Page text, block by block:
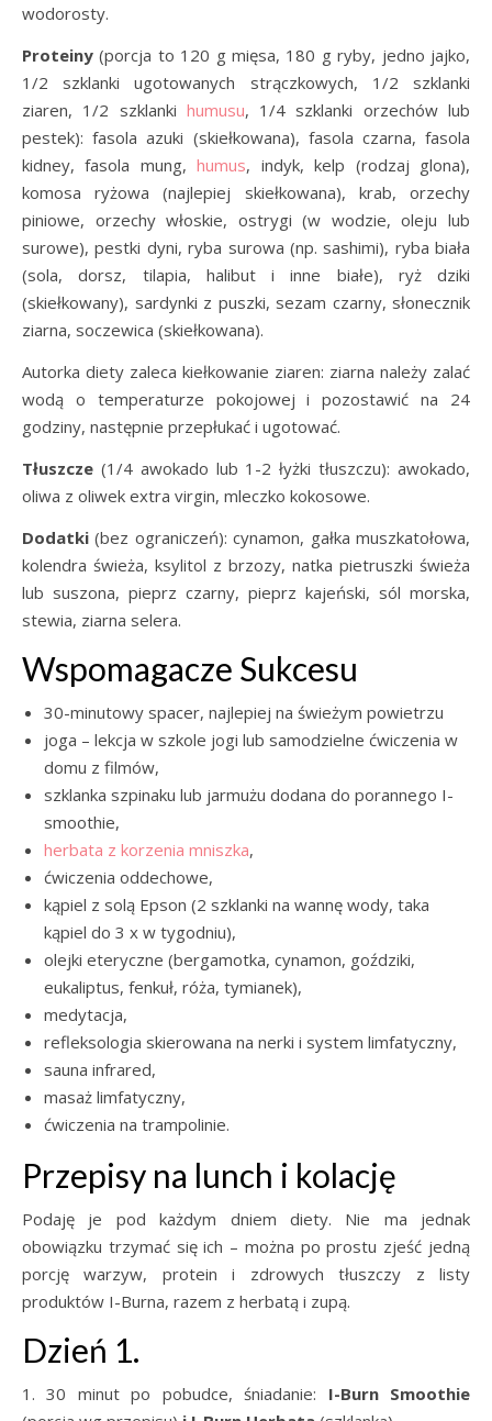
wodorosty.
Proteiny (porcja to 120 g mięsa, 180 g ryby, jedno jajko,
1/2 szklanki ugotowanych strączkowych, 1/2 szklanki
ziaren, 1/2 szklanki humusu, 1/4 szklanki orzechów lub
pestek): fasola azuki (skiełkowana), fasola czarna, fasola
kidney, fasola mung,humus, indyk, kelp (rodzaj glona),
komosa ryżowa (najlepiej skiełkowana), krab, orzechy
piniowe, orzechy włoskie, ostrygi (w wodzie, oleju lub
surowe), pestki dyni, ryba surowa (np. sashimi), ryba biała
(sola, dorsz, tilapia, halibut i inne białe), ryż dziki
(skiełkowany), sardynki z puszki, sezam czarny, słonecznik
ziarna, soczewica (skiełkowana).
Autorka diety zaleca kiełkowanie ziaren: ziarna należy zalać
wodą o temperaturze pokojowej i pozostawić na 24
godziny, następnie przepłukać i ugotować.
Tłuszcze (1/4 awokado lub 1-2 łyżki tłuszczu): awokado,
oliwa z oliwek extra virgin, mleczko kokosowe.
Dodatki (bez ograniczeń): cynamon, gałka muszkatołowa,
kolendra świeża, ksylitol z brzozy, natka pietruszki świeża
lub suszona, pieprz czarny, pieprz kajeński, sól morska,
stewia, ziarna selera.
Wspomagacze Sukcesu
30-minutowy spacer, najlepiej na świeżym powietrzu
joga – lekcja w szkole jogi lub samodzielne ćwiczenia w
domu z filmów,
szklanka szpinaku lub jarmużu dodana do porannego I-
smoothie,
herbata z korzenia mniszka,
ćwiczenia oddechowe,
kąpiel z solą Epson (2 szklanki na wannę wody, taka
kąpiel do 3 x w tygodniu),
olejki eteryczne (bergamotka, cynamon, goździki,
eukaliptus, fenkuł, róża, tymianek),
medytacja,
refleksologia skierowana na nerki i system limfatyczny,
sauna infrared,
masaż limfatyczny,
ćwiczenia na trampolinie.
Przepisy na lunch i kolację
Podaję je pod każdym dniem diety. Nie ma jednak
obowiązku trzymać się ich – można po prostu zjeść jedną
porcję warzyw, protein i zdrowych tłuszczy z listy
produktów I-Burna, razem z herbatą i zupą.
Dzień 1.
1. 30 minut po pobudce, śniadanie: I-BurnSmoothie